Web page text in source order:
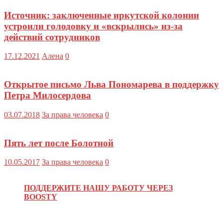
Источник: заключенные иркутской колонии
устроили голодовку и «вскрылись» из-за
действий сотрудников
17.12.2021 Алена 0
Открытое письмо Льва Пономарева в поддержку
Петра Милосердова
03.07.2018 За права человека 0
Пять лет после Болотной
10.05.2017 За права человека 0
ПОДДЕРЖИТЕ НАШУ РАБОТУ ЧЕРЕЗ
BOOSTY